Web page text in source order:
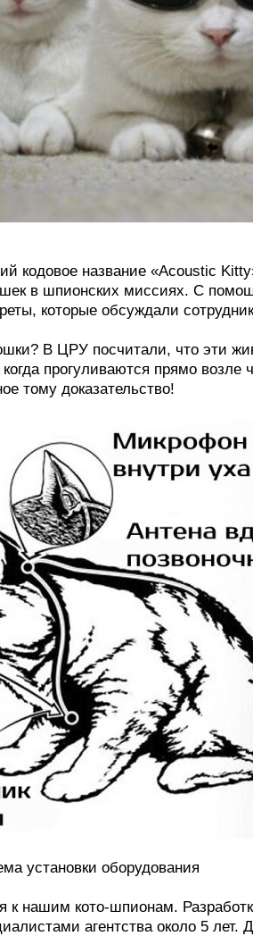
кодовое название «Acoustic
в шпионских миссиях. С
которые обсуждали
В ЦРУ посчитали, что эти
прогуливаются прямо
тому доказательство!
установки оборудования
к нашим кото-шпионам.
агентства около 5